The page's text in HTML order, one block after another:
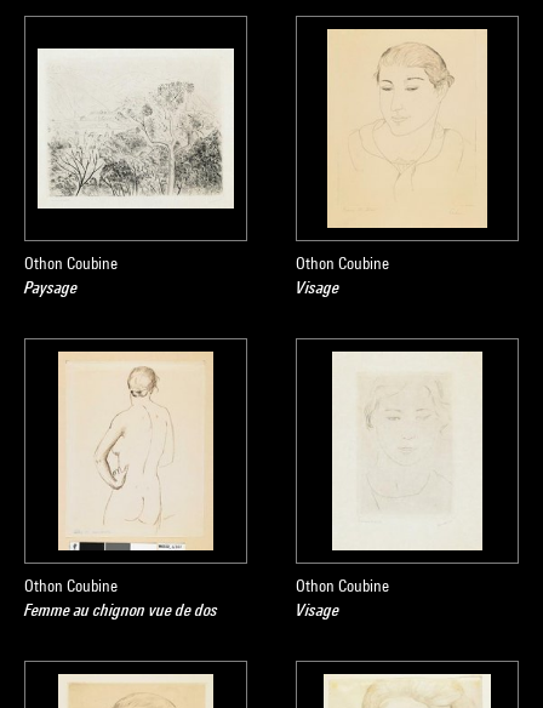
Othon Coubine
Paysage
Othon Coubine
Visage
Othon Coubine
Femme au chignon vue de dos
Othon Coubine
Visage